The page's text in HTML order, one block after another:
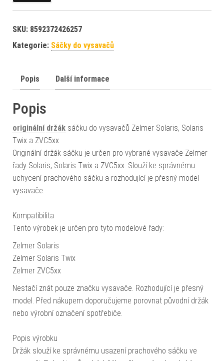
SKU: 8592372426257
Kategorie: Sáčky do vysavačů
Popis Další informace
Popis
originální držák sáčku do vysavačů Zelmer Solaris, Solaris
Twix a ZVC5xx
Originální držák sáčku je určen pro vybrané vysavače Zelmer
řady Solaris, Solaris Twix a ZVC5xx. Slouží ke správnému
uchycení prachového sáčku a rozhodující je přesný model
vysavače.
Kompatibilita
Tento výrobek je určen pro tyto modelové řady:
Zelmer Solaris
Zelmer Solaris Twix
Zelmer ZVC5xx
Nestačí znát pouze značku vysavače. Rozhodující je přesný
model. Před nákupem doporučujeme porovnat původní držák
nebo výrobní označení spotřebiče.
Popis výrobku
Držák slouží ke správnému usazení prachového sáčku ve